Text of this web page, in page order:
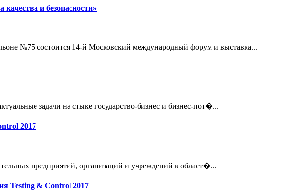
и безопасности»
№75 состоится 14-й Московский международный форум и выставка...
задачи на стыке государство-бизнес и бизнес-пот�...
2017
предприятий, организаций и учреждений в област�...
Testing & Control 2017